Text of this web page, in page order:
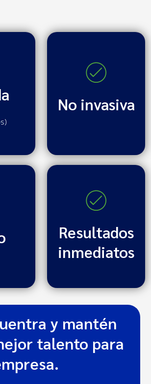
No invasiva
Resultados
inmediatos
y mantén
talento para